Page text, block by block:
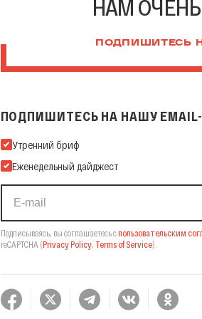
НАМ
ПОДПИШИТЕСЬ
ПОДПИШИТЕСЬ НА НАШУ
Подпишитесь на нашу Email-рассылку
Утренний бриф
Еженедельный дайджест
Подписываясь, вы соглашаетесь спользовательским
reCAPTCHA (Privacy Policy, Terms of Service).